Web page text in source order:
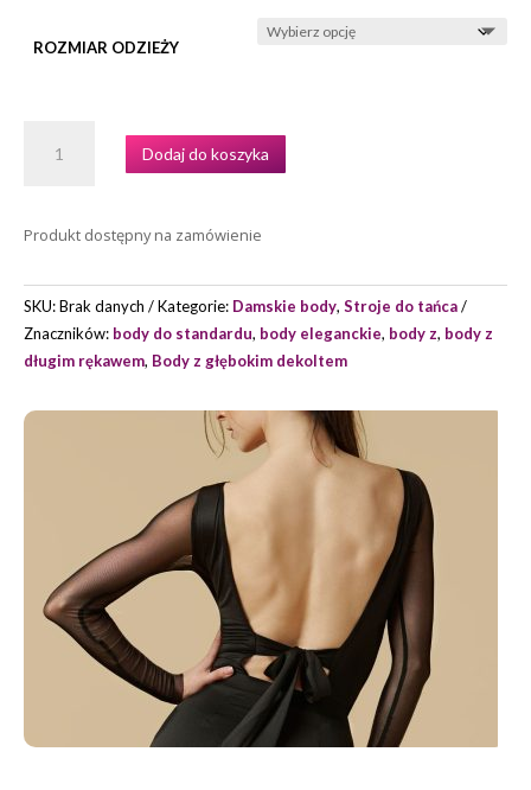
ROZMIAR ODZIEŻY
BODY
1
GRAND
PRIX
Dodaj do koszyka
Produkt dostępny na zamówienie
SKU:Brak danych Kategorie: Damskie body, Stroje do tańca
Znaczników: body do standardu, body eleganckie, body z, body z
długim rękawem, Body z głębokim dekoltem